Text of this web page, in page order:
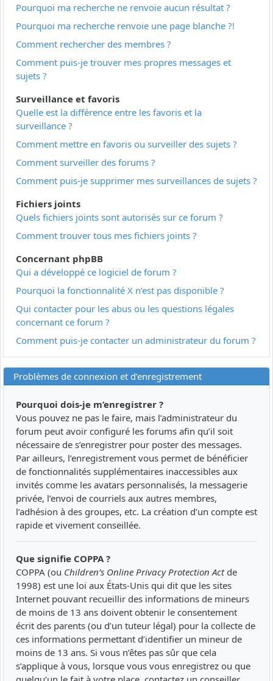
Pourquoi ma recherche ne renvoie aucun résultat ?
Pourquoi ma recherche renvoie une page blanche ?!
Comment rechercher des membres ?
Comment puis-je trouver mes propres messages et
sujets ?
Surveillance et favoris
Quelle est la différence entre les favoris et la
surveillance ?
Comment mettre en favoris ou surveiller des sujets ?
Comment surveiller des forums ?
Comment puis-je supprimer mes surveillances de sujets ?
Fichiers joints
Quels fichiers joints sont autorisés sur ce forum ?
Comment trouver tous mes fichiers joints ?
Concernant phpBB
Qui a développé ce logiciel de forum ?
Pourquoi la fonctionnalité X n’est pas disponible ?
Qui contacter pour les abus ou les questions légales
concernant ce forum ?
Comment puis-je contacter un administrateur du forum ?
Problèmes de connexion et d’enregistrement
Pourquoi dois-je m’enregistrer ?
Vous pouvez ne pas le faire, mais l’administrateur du
forum peut avoir configuré les forums afin qu’il soit
nécessaire de s’enregistrer pour poster des messages.
Par ailleurs, l’enregistrement vous permet de bénéficier
de fonctionnalités supplémentaires inaccessibles aux
invités comme les avatars personnalisés, la messagerie
privée, l’envoi de courriels aux autres membres,
l’adhésion à des groupes, etc. La création d’un compte est
rapide et vivement conseillée.
Que signifie COPPA ?
COPPA (ou Children’s Online Privacy Protection Actde
1998) est une loi aux États-Unis qui dit que les sites
Internet pouvant recueillir des informations de mineurs
de moins de 13 ans doivent obtenir le consentement
écrit des parents (ou d’un tuteur légal) pour la collecte de
ces informations permettant d’identifier un mineur de
moins de 13 ans. Si vous n’êtes pas sûr que cela
s’applique à vous, lorsque vous vous enregistrez ou que